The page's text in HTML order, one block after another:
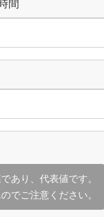
間
あり、代表値です。
でご注意ください。